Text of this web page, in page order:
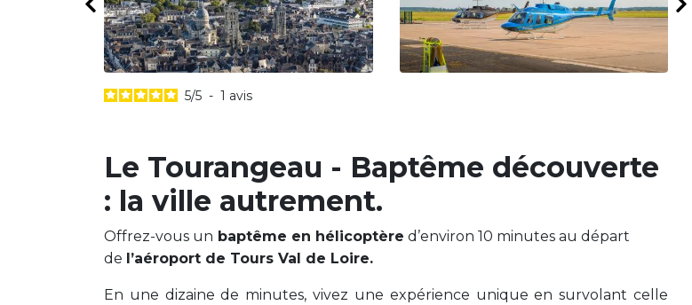
5/5 - 1 avis
Le Tourangeau - Baptême découverte
: la ville autrement.
Offrez-vous un baptême en hélicoptère d’environ 10 minutes au départ
de l’aéroport de Tours Val de Loire.
En une dizaine de minutes, vivez une expérience unique en survolant celle